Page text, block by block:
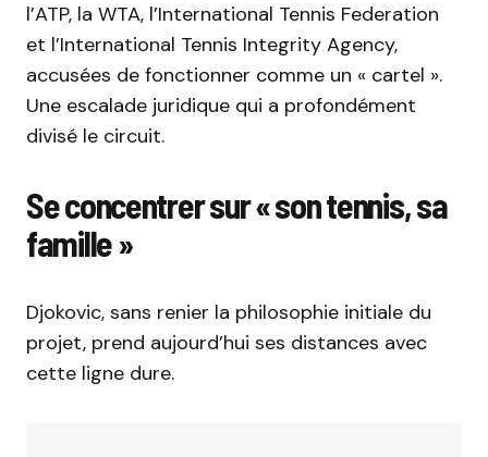
l’ATP, la WTA, l’International Tennis Federation
et l’International Tennis Integrity Agency,
accusées de fonctionner comme un « cartel ».
Une escalade juridique qui a profondément
divisé le circuit.
Se concentrer sur « son tennis, sa
famille »
Djokovic, sans renier la philosophie initiale du
projet, prend aujourd’hui ses distances avec
cette ligne dure.